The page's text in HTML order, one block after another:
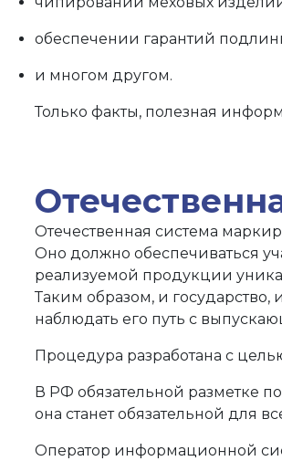
обеспечении гарантий
и многом другом.
Только факты, полезная
Отечественная система
Оно должно обеспечиваться
реализуемой продукции
Таким образом, и
наблюдать его путь с
Процедура разработана с
В РФ обязательной разметке
она станет обязательной для
Оператор информационной